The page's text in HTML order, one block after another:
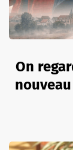
On